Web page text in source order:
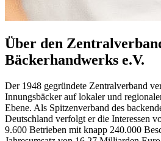
Über den
Bäckerhandwerks e.V.
Der 1948 gegründete Zentralverband
Innungsbäcker auf lokaler und
Ebene. Als Spitzenverband des
Deutschland verfolgt er die Interessen
9.600 Betrieben mit knapp 240.000